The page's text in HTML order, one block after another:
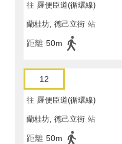
往 羅便臣道(循環線)
蘭桂坊, 德己立街 站
距離 50m
12
往 羅便臣道(循環線)
蘭桂坊, 德己立街 站
距離 50m